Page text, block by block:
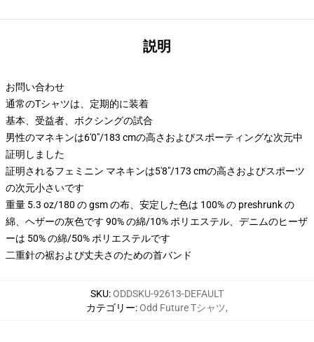
説明
お問い合わせ
通常のTシャツは、定期的に装着
基本、受益者、ボクシングの試合
男性のマネキンは6'0"/183 cmの高さおよびスポーティングな次元中
証明しました
証明されるフェミニン マネキンは5'8"/173 cmの高さおよびスポーツ
の次元小さいです
重量 5.3 oz/180 の gsm の布、安定した色は 100% の preshrunk の
綿、ヘザーの灰色です 90% の綿/10% ポリエステル、デニムのヒーザ
ーは 50% の綿/50% ポリエステルです
二重針の裾および丈夫さのための首バンド
SKU:ODDSKU-92613-DEFAULT
カテゴリー:Odd Future Tシャツ,